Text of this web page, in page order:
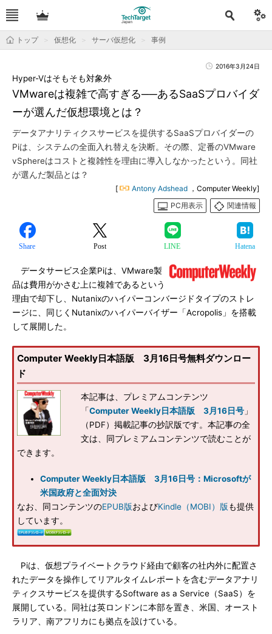
トップ 仮想化 サーバ仮想化 事例
2016年3月24日
VMwareは複雑で高すぎる──あるSaaSプロバイダ
ーが選んだ仮想環境とは？
Hyper-Vはそもそも対象外
データアナリティクスサービスを提供するSaaSプロバイダーの
Piは、システムの全面入れ替えを決断。その際、定番のVMware
vSphereはコストと複雑性を理由に導入しなかったという。同社
が選んだ製品とは？
[ Antony Adshead ，Computer Weekly]
PC用表示
関連情報
Share Post LINE Hatena
データサービス企業Piは、VMware製
品は費用がかさむ上に複雑であるという
理由で却下し、Nutanixのハイパーコンバージドタイプのストレ
ージに、同じくNutanixのハイパーバイザー「Acropolis」を搭載
して展開した。
Computer Weekly日本語版 3月16日号無料ダウンロー
ド
本記事は、プレミアムコンテンツ
「Computer Weekly日本語版 3月16日号 」
（PDF）掲載記事の抄訳版です。本記事の全
文は、同プレミアムコンテンツで読むことが
できます。
Computer Weekly日本語版 3月16日号：Microsoftが
米国政府と全面対決
なお、同コンテンツのEPUB版およびKindle（MOBI）版も提供
しています。
Piは、仮想プライベートクラウド経由で顧客の社内外に配置さ
れたデータを操作してリアルタイムレポートを含むデータアナリ
ティクスサービスを提供するSoftware as a Service（SaaS）を
展開している。同社は英ロンドンに本部を置き、米国、オースト
ラリア、南アフリカにも拠点を設けている。